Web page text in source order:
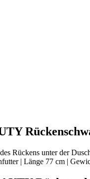
Rückens unter der
| Länge 77 cm |